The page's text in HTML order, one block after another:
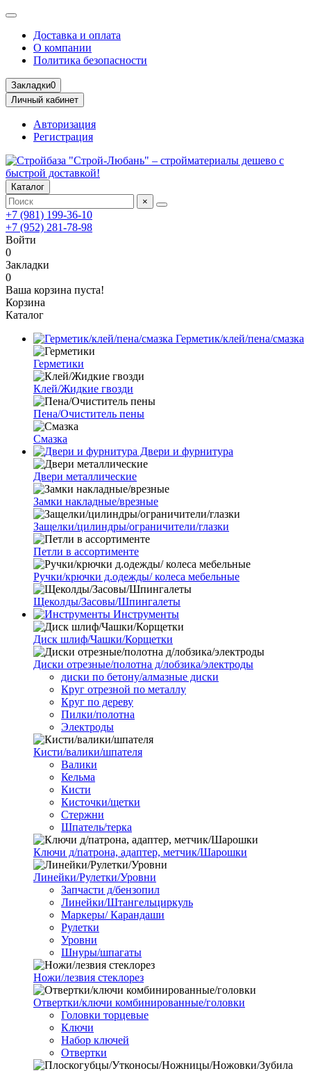
Доставка и оплата
О компании
Политика безопасности
Закладки0
Личный кабинет
Авторизация
Регистрация
Каталог
×
+7 (981) 199-36-10
+7 (952) 281-78-98
Войти
0
Закладки
0
Ваша корзина пуста!
Корзина
Каталог
Герметик/клей/пена/смазка
Герметики
Клей/Жидкие гвозди
Пена/Очиститель пены
Смазка
Двери и фурнитура
Двери металлические
Замки накладные/врезные
Защелки/цилиндры/ограничители/глазки
Петли в ассортименте
Ручки/крючки д.одежды/ колеса мебельные
Щеколды/Засовы/Шпингалеты
Инструменты
Диск шлиф/Чашки/Корщетки
Диски отрезные/полотна д/лобзика/электроды
диски по бетону/алмазные диски
Круг отрезной по металлу
Круг по дереву
Пилки/полотна
Электроды
Кисти/валики/шпателя
Валики
Кельма
Кисти
Кисточки/щетки
Стержни
Шпатель/терка
Ключи д/патрона, адаптер, метчик/Шарошки
Линейки/Рулетки/Уровни
Запчасти д/бензопил
Линейки/Штангельциркуль
Маркеры/ Карандаши
Рулетки
Уровни
Шнуры/шпагаты
Ножи/лезвия стеклорез
Отвертки/ключи комбинированные/головки
Головки торцевые
Ключи
Набор ключей
Отвертки